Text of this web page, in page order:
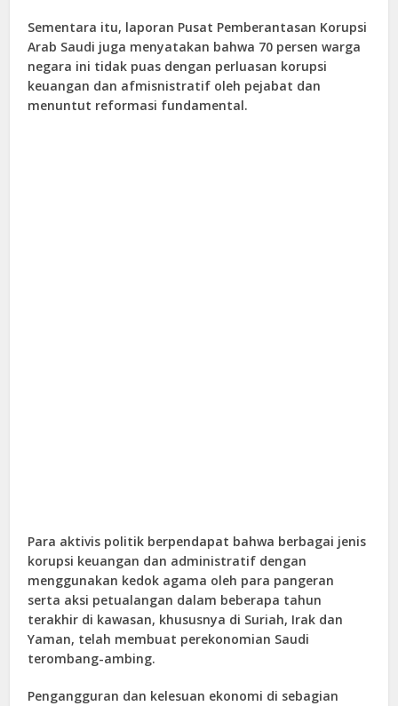
Sementara itu, laporan Pusat Pemberantasan Korupsi
Arab Saudi juga menyatakan bahwa 70 persen warga
negara ini tidak puas dengan perluasan korupsi
keuangan dan afmisnistratif oleh pejabat dan
menuntut reformasi fundamental.
Para aktivis politik berpendapat bahwa berbagai jenis
korupsi keuangan dan administratif dengan
menggunakan kedok agama oleh para pangeran
serta aksi petualangan dalam beberapa tahun
terakhir di kawasan, khususnya di Suriah, Irak dan
Yaman, telah membuat perekonomian Saudi
terombang-ambing.
Pengangguran dan kelesuan ekonomi di sebagian